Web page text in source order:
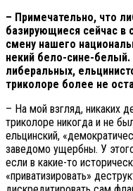
– Примечательно, что
базирующиеся сейчас в
смену нашего
некий бело-сине-
либеральных,
триколоре более не
– На мой взгляд, никаких
триколоре никогда и не
ельцинский,
заведомо ущербны. У
если в какие-то
«приватизировать»